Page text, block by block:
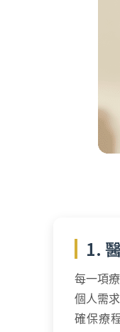
1.
每一項
個人需
確保療